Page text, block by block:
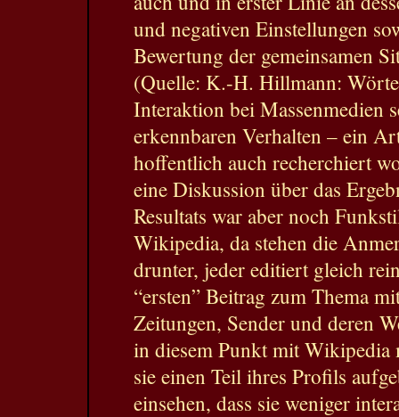
und negativen Einstellungen
Bewertung der gemeinsamen
(Quelle: K.-H. Hillmann:
Interaktion bei Massenmedien
erkennbaren Verhalten – ein
hoffentlich auch recherchiert
eine Diskussion über das
Resultats war aber noch
Wikipedia, da stehen die
drunter, jeder editiert gleich
“ersten” Beitrag zum Thema
Zeitungen, Sender und deren
in diesem Punkt mit Wikipedia
sie einen Teil ihres Profils
einsehen, dass sie weniger